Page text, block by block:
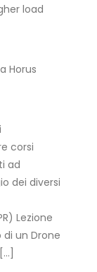
load
Horus
corsi
ad
dei diversi
Lezione
di un Drone